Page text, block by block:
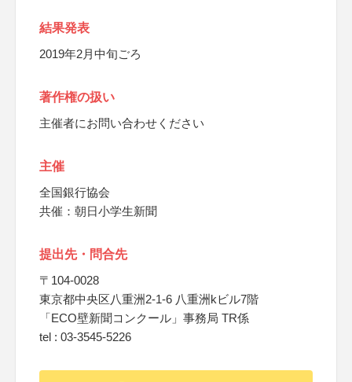
結果発表
2019年2月中旬ごろ
著作権の扱い
主催者にお問い合わせください
主催
全国銀行協会
共催：朝日小学生新聞
提出先・問合先
〒104-0028
東京都中央区八重洲2-1-6 八重洲kビル7階
「ECO壁新聞コンクール」事務局 TR係
tel : 03-3545-5226